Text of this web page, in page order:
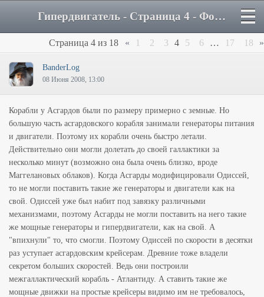
Гипердвигатель - Страница 4 - Форум
Страница 4 из 18 « 1 2 3 4 5 6 … 17 18 »
BanderLog
08 Июня 2008, 13:00
Корабли у Асгардов были по размеру примерно с земные. Но
большую часть асгардовского корабля занимали генераторы питания
и двигатели. Поэтому их корабли очень быстро летали.
Действительно они могли долетать до своей галлактики за
несколько минут (возможно она была очень близко, вроде
Маггелановых облаков). Когда Асгарды модифицировали Одиссей,
то не могли поставить такие же генераторы и двигатели как на
свой. Одиссей уже был набит под завязку различными
механизмами, поэтому Асгарды не могли поставить на него такие
же мощные генераторы и гипердвигатели, как на свой. А
"впихнули" то, что смогли. Поэтому Одиссей по скорости в десятки
раз уступает асгардовским крейсерам. Древние тоже владели
секретом больших скоростей. Ведь они построили
межгаллактический корабль - Атлантиду. А ставить такие же
мощные движки на простые крейсеры видимо им не требовалось,